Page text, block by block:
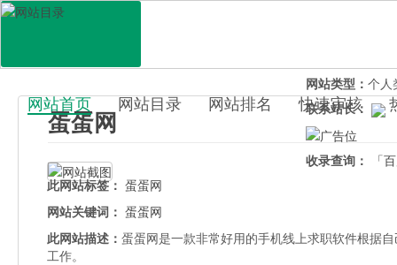
百科目录
网站首页 网站目录 网站排名 快速审核
蛋蛋网
网站类型： 个人
联系站长：
收录查询：
「
此网站标签： 蛋蛋网
网站关键词： 蛋蛋网
此网站描述：蛋蛋网是一款非常好用的手机线上求职软件根据
工作。